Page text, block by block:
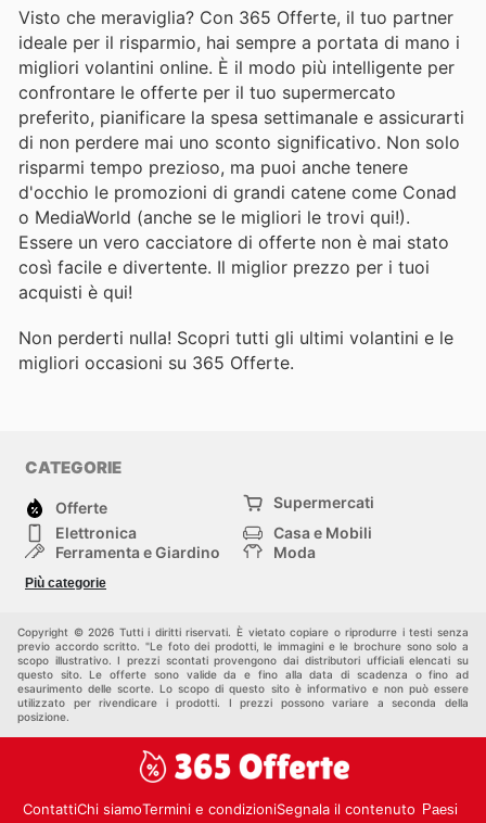
Visto che meraviglia? Con 365 Offerte, il tuo partner
ideale per il risparmio, hai sempre a portata di mano i
migliori volantini online. È il modo più intelligente per
confrontare le offerte per il tuo supermercato
preferito, pianificare la spesa settimanale e assicurarti
di non perdere mai uno sconto significativo. Non solo
risparmi tempo prezioso, ma puoi anche tenere
d'occhio le promozioni di grandi catene come Conad
o MediaWorld (anche se le migliori le trovi qui!).
Essere un vero cacciatore di offerte non è mai stato
così facile e divertente. Il miglior prezzo per i tuoi
acquisti è qui!
Non perderti nulla! Scopri tutti gli ultimi volantini e le
migliori occasioni su 365 Offerte.
CATEGORIE
Offerte
Supermercati
Elettronica
Casa e Mobili
Ferramenta e Giardino
Moda
Bambini e Neonati
Più categorie
Copyright © 2026 Tutti i diritti riservati. È vietato copiare o riprodurre i testi senza
previo accordo scritto. "Le foto dei prodotti, le immagini e le brochure sono solo a
scopo illustrativo. I prezzi scontati provengono dai distributori ufficiali elencati su
questo sito. Le offerte sono valide da e fino alla data di scadenza o fino ad
esaurimento delle scorte. Lo scopo di questo sito è informativo e non può essere
utilizzato per rivendicare i prodotti. I prezzi possono variare a seconda della
posizione.
ContattiChi siamoTermini e condizioniSegnala il contenuto Paesi